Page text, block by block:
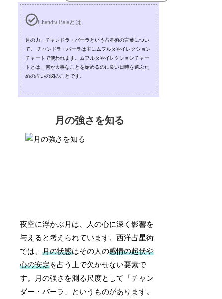
Chandra Balaとは。
月の力、チャンドラ・バーラという占星術の言葉につい
て。 チャンドラ・バーラは主にムフルタやイレクション
チャートで使われます。ムフルタやイレクションチャー
トとは、何か大事なことを始めるのに良い日時を選ぶた
めの占いの図のことです。
月の強さを知る
夜空に浮かぶ月は、人の心に深く影響を
与えると考えられています。西洋占星術
では、月の状態はその人の感情の起伏や
心の安定を占う上で欠かせない要素で
す。月の強さを測る尺度として「チャン
ダー・バーラ」というものがあります。